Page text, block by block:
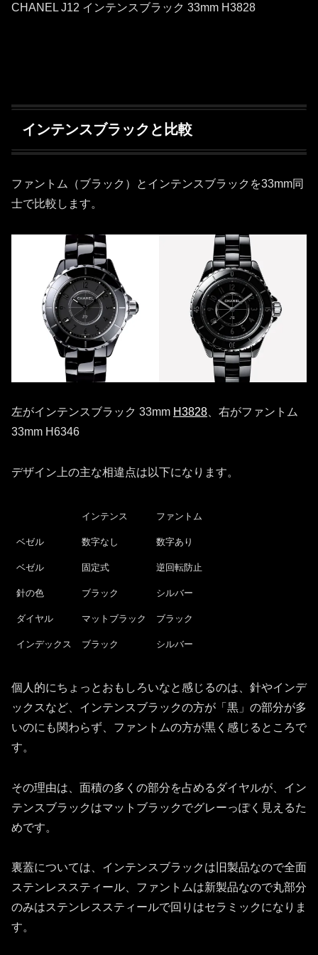
CHANEL J12 インテンスブラック 33mm H3828
インテンスブラックと比較
ファントム（ブラック）とインテンスブラックを33mm同
士で比較します。
左がインテンスブラック 33mm H3828、右がファントム
33mm H6346
デザイン上の主な相違点は以下になります。
インテンス ファントム
ベゼル 数字なし 数字あり
ベゼル 固定式 逆回転防止
針の色 ブラック シルバー
ダイヤル マットブラック ブラック
インデックス ブラック シルバー
個人的にちょっとおもしろいなと感じるのは、針やインデ
ックスなど、インテンスブラックの方が「黒」の部分が多
いのにも関わらず、ファントムの方が黒く感じるところで
す。
その理由は、面積の多くの部分を占めるダイヤルが、イン
テンスブラックはマットブラックでグレーっぽく見えるた
めです。
裏蓋については、インテンスブラックは旧製品なので全面
ステンレススティール、ファントムは新製品なので丸部分
のみはステンレススティールで回りはセラミックになりま
す。